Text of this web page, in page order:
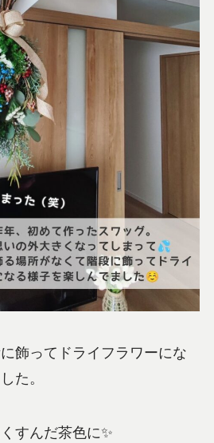
飾ってドライフラワーにな
た。
すんだ茶色に✨